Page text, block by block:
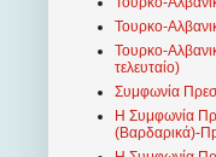
Τουρκο-
Τουρκο-
τελευταίο)
Συμφωνία
Η Συμφωνία
(Βαρδαρικά)-